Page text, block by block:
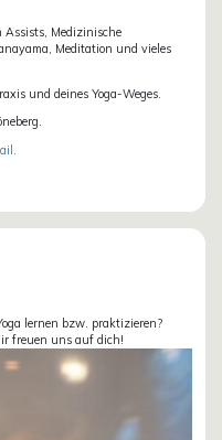
Medizinische
Meditation und vieles
und deines Yoga-Weges.
lernen bzw. praktizieren?
freuen uns auf dich!